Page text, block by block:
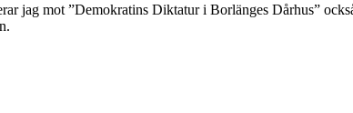
jag mot ”Demokratins Diktatur i Borlänges Dårhus”